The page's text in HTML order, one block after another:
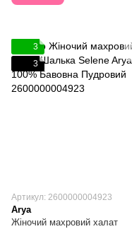
3
3
Артикул: 2600000004923
Arya
Жіночий махровий халат